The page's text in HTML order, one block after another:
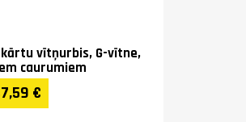
vītņurbis, G-vītne,
caurumiem
€